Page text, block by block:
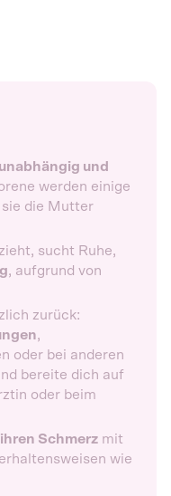
unabhängig und
werden einige
sie die Mutter
sucht Ruhe,
, aufgrund von
zurück:
,
oder bei anderen
bereite dich auf
oder beim
ihren Schmerz mit
wie